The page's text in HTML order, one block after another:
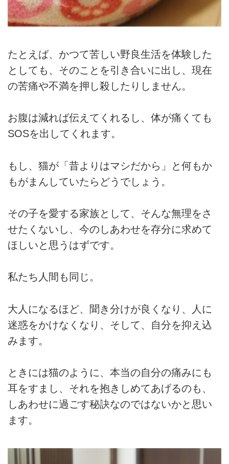
たとえば、かつて苦しい野良生活を体験した
としても、そのことを引き合いに出し、現在
の苦痛や不満を押し殺したりしません。
お腹は減れば伝えてくれるし、体が痛くても
SOSを出してくれます。
もし、猫が「昔よりはマシだから」と何もか
もがまんしていたらどうでしょう。
その子を愛する家族として、そんな無理をさ
せたくないし、今のしあわせを存分に求めて
ほしいと思うはずです。
私たち人間も同じ。
大人になるほど、聞き分けが良くなり、人に
迷惑をかけなくなり、そして、自分を抑え込
みます。
ときには猫のように、本当の自分の痛みにも
耳をすまし、それを抱きしめてあげるのも、
しあわせに過ごす秘訣なのではないかと思い
ます。